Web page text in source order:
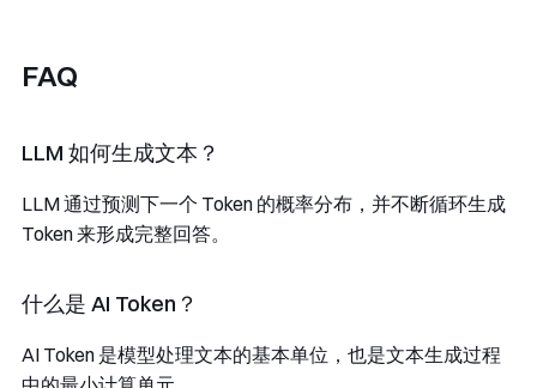
FAQ
LLM 如何生成文本？
LLM 通过预测下一个 Token 的概率分布，并不断循环生成
Token 来形成完整回答。
什么是 AI Token？
AI Token 是模型处理文本的基本单位，也是文本生成过程